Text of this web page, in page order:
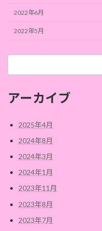
2022年6月
2022年5月
アーカイブ
2025年4月
2024年8月
2024年3月
2024年1月
2023年11月
2023年8月
2023年7月